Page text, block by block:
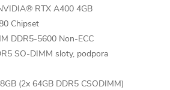
RTX A400 4GB
Chipset
DDR5-5600 Non-ECC
SO-DIMM sloty, podpora
(2x 64GB DDR5 CSODIMM)